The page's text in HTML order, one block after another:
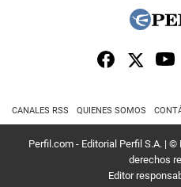
CANALES RSS QUIENES SOMOS
Perfil.com - Editorial Perfil S.A. | ©
derechos
Editor